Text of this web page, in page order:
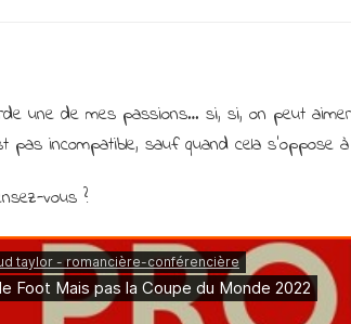
une de mes passions… si, si, on peut
pas incompatible, sauf quand cela
vous ?